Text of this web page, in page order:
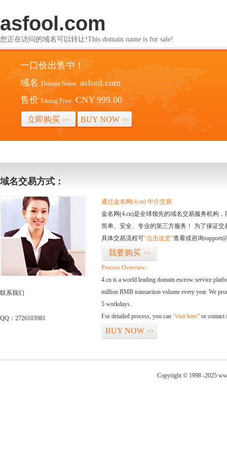
asfool.com
您正在访问的域名可以转让!This domain name is for sale!
一口价出售中！
域名 Domain Name: asfool.com
售价 Listing Price: CNY 999.00
立即购买 >> BUY NOW >>
域名交易方式：
联系我们
QQ：2726103981
通过金名网(4.cn) 中介交易
金名网(4.cn)是全球领先的域名交易服务机构
简单、安全、专业的第三方服务！ 为了保证
具体交易流程可“点击这里”查看或咨询
我要购买 >>
Process Overview:
4.cn is a world leading domain escrow service
million RMB transaction volume every year. We
5 workdays.
For detailed process, you can “visit here” or contact
BUY NOW >>
Copyright © 1998 -2025